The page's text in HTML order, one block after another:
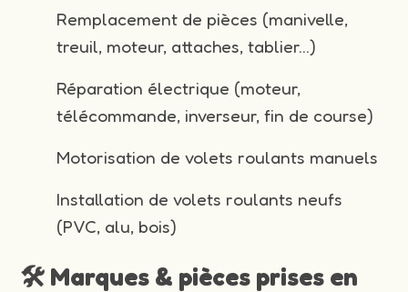
Remplacement de pièces (manivelle,
treuil, moteur, attaches, tablier…)
Réparation électrique (moteur,
télécommande, inverseur, fin de course)
Motorisation de volets roulants manuels
Installation de volets roulants neufs
(PVC, alu, bois)
🛠️ Marques & pièces prises en